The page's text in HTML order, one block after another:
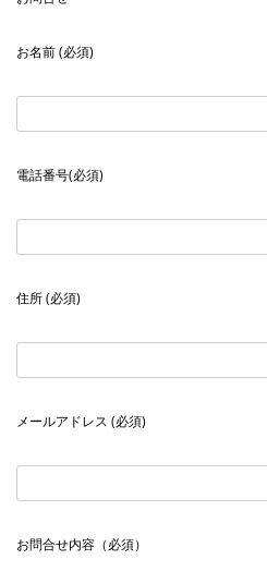
お名前 (必須)
電話番号(必須)
住所 (必須)
メールアドレス (必須)
お問合せ内容（必須）